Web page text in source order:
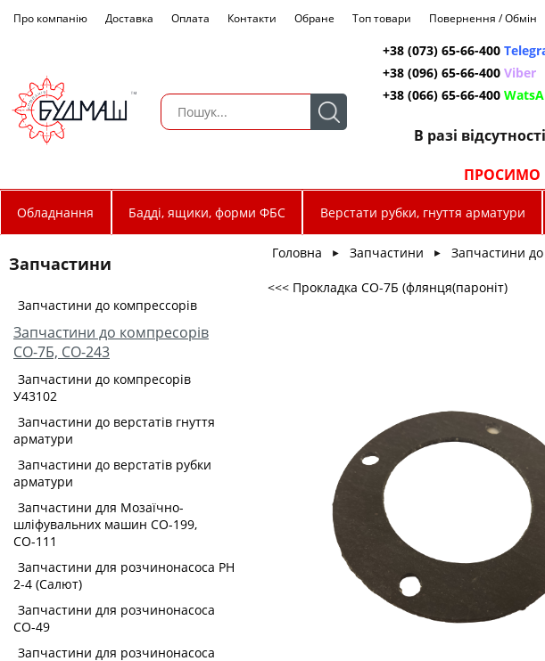
Про компанію Доставка Оплата Контакти Обране Топ товари Повернення / Обмін
+38 (073) 65-66-400
+38 (096) 65-66-400 Viber
+38 (066) 65-66-400
В разі
ПРОСИМО
Обладнання Бадді, ящики, форми ФБС Верстати рубки, гнуття арматури
Запчастини
Запчастини до компрессорів
Запчастини до компресорів
СО-7Б, СО-243
Запчастини до компресорів
У43102
Запчастини до верстатів гнуття
арматури
Запчастини до верстатів рубки
арматури
Запчастини для Мозаїчно-
шліфувальних машин СО-199,
СО-111
Запчастини для розчинонасоса РН
2-4 (Салют)
Запчастини для розчинонасоса
СО-49
Запчастини для розчинонасоса
Головна ► Запчастини ► Запчастини
<<< Прокладка СО-7Б (флянця(пароніт)